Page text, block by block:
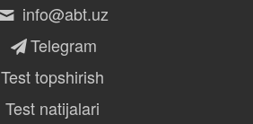
info@abt.uz
Telegram
Test topshirish
Test natijalari